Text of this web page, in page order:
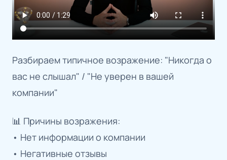
Разбираем типичное возражение: "Никогда о
вас не слышал" / "Не уверен в вашей
компании"
📊 Причины возражения:
• Нет информации о компании
• Негативные отзывы